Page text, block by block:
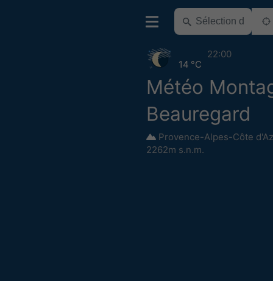
Météo
Beauregard
Provence-Alpes-Côte
2262m s.n.m.
14 °C
22:00